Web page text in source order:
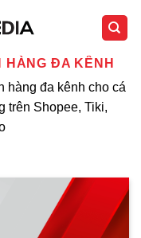
HÀNG ĐA KÊNH
hàng đa kênh cho cá
trên Shopee, Tiki,